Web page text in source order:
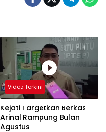
Video Terkini
Kejati Targetkan Berkas
Arinal Rampung Bulan
Agustus